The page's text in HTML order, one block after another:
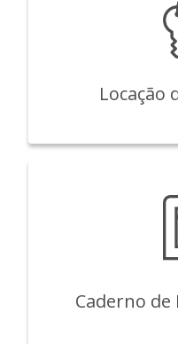
Locação
Caderno de